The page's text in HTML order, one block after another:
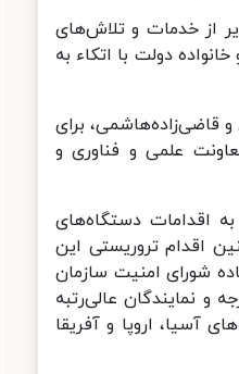
خدمات و تلاش‌های
دولت با اتکاء به
برای
علمی و فناوری و
اقدامات دستگاه‌های
تروریستی این
شورای امنیت سازمان
نمایندگان عالی‌رتبه
اروپا و آفریقا